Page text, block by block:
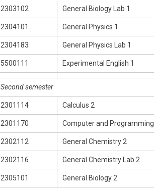
2303102 General Biology Lab 1
2304101 General Physics 1
2304183 General Physics Lab 1
5500111 Experimental English 1
Second semester
2301114 Calculus 2
2301170 Computer and Programming
2302112 General Chemistry 2
2302116 General Chemistry Lab 2
2305101 General Biology 2